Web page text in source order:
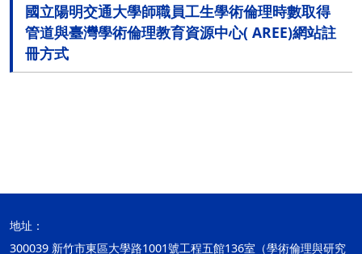
國立陽明交通大學師職員工生學術倫理時數取得
管道與臺灣學術倫理教育資源中心( AREE)網站註
冊方式
地址：
300039 新竹市東區大學路1001號工程五館136室（學術倫理與研究